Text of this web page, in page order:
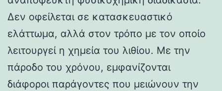
Δεν οφείλεται σε κατασκευαστικό
ελάττωμα, αλλά στον τρόπο με τον οποίο
λειτουργεί η χημεία του λιθίου. Με την
πάροδο του χρόνου, εμφανίζονται
διάφοροι παράγοντες που μειώνουν την